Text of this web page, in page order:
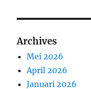
Archives
Mei 2026
April 2026
Januari 2026